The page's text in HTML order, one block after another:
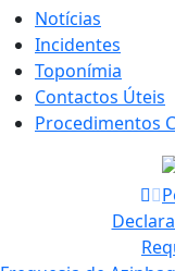
Notícias
Incidentes
Toponímia
Contactos Úteis
Procedimentos